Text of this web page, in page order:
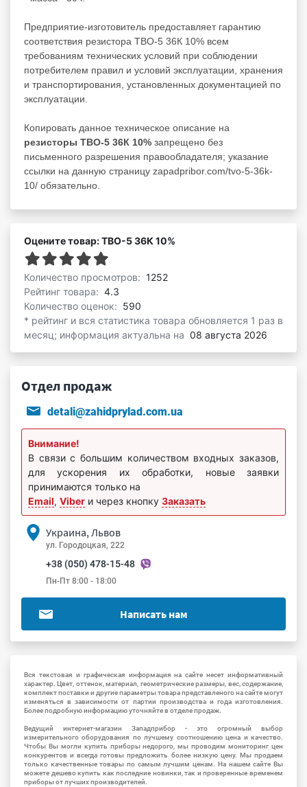
Предприятие-изготовитель предоставляет гарантию
соответствия резистора ТВО-5 36К 10% всем
требованиям технических условий при соблюдении
потребителем правил и условий эксплуатации, хранения
и транспортирования, установленных документацией по
эксплуатации.
Копировать данное техническое описание на
резисторы ТВО-5 36К 10% запрещено без
письменного разрешения правообладателя; указание
ссылки на данную страницу zapadpribor.com/tvo-5-36k-
10/ обязательно.
Оцените товар: ТВО-5 36К 10%
Количество просмотров: 1252
Рейтинг товара: 4.3
Количество оценок: 590
* рейтинг и вся статистика товара обновляется 1 раз в
месяц; информация актуальна на 08 августа 2026
Отдел продаж
detali@zahidprylad.com.ua
Внимание!
В связи с большим количеством входных заказов,
для ускорения их обработки, новые заявки
принимаются только на
Email, Viber и через кнопку Заказать
Украина, Львов
ул. Городоцкая, 222
+38 (050) 478-15-48
Пн-Пт 8:00 - 18:00
Написать нам
Вся текстовая и графическая информация на сайте несет информативный
характер. Цвет, оттенок, материал, геометрические размеры, вес, содержание,
комплект поставки и другие параметры товара представленого на сайте могут
изменяться в зависимости от партии производства и года изготовления.
Более подробную информацию уточняйте в отделе продаж.
Ведущий интернет-магазин Западприбор - это огромный выбор
измерительного оборудования по лучшему соотношению цена и качество.
Чтобы Вы могли купить приборы недорого, мы проводим мониторинг цен
конкурентов и всегда готовы предложить более низкую цену. Мы продаем
только качественные товары по самым лучшим ценам. На нашем сайте Вы
можете дешево купить как последние новинки, так и проверенные временем
приборы от лучших производителей.